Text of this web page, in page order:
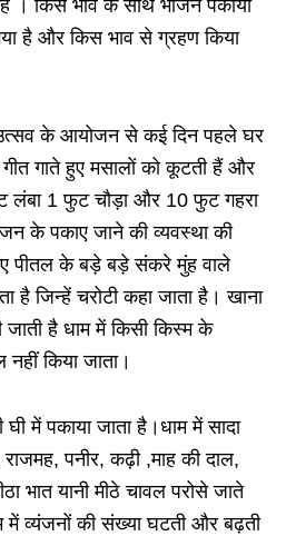
है । किस भाव के साथ भोजन पकाया
है और किस भाव से ग्रहण किया
के आयोजन से कई दिन पहले घर
गाते हुए मसालों को कूटती हैं और
लंबा 1 फुट चौड़ा और 10 फुट गहरा
के पकाए जाने की व्यवस्था की
पीतल के बड़े बड़े संकरे मुंह वाले
है जिन्हें चरोटी कहा जाता है। खाना
जाती है धाम में किसी किस्म के
किया जाता।
में पकाया जाता है।धाम में सादा
पनीर, कढ़ी ,माह की दाल,
भात यानी मीठे चावल परोसे जाते
व्यंजनों की संख्या घटती और बढ़ती